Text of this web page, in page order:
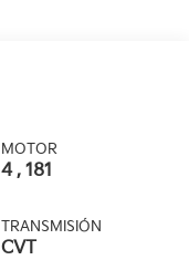
MOTOR
4 , 181
TRANSMISIÓN
CVT